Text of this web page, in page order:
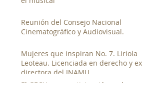
Reunión del Consejo Nacional
Cinematográfico y Audiovisual.
Mujeres que inspiran No. 7. Liriola
Leoteau. Licenciada en derecho y ex
directora del INAMU
El GECU y su participación en la